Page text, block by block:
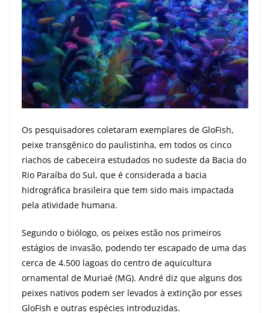
Os pesquisadores coletaram exemplares de GloFish,
peixe transgênico do paulistinha, em todos os cinco
riachos de cabeceira estudados no sudeste da Bacia do
Rio Paraíba do Sul, que é considerada a bacia
hidrográfica brasileira que tem sido mais impactada
pela atividade humana.
Segundo o biólogo, os peixes estão nos primeiros
estágios de invasão, podendo ter escapado de uma das
cerca de 4.500 lagoas do centro de aquicultura
ornamental de Muriaé (MG). André diz que alguns dos
peixes nativos podem ser levados à extinção por esses
GloFish e outras espécies introduzidas.